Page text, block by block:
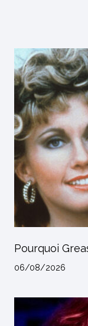
Pourquoi
06/08/2026